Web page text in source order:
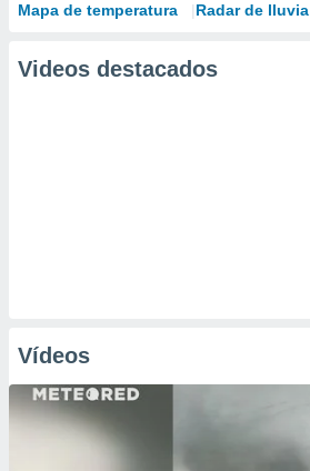
Mapa de temperatura Radar de lluvia
Videos destacados
Vídeos